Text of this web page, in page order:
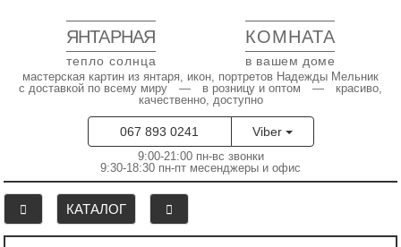
ЯНТАРНАЯ КОМНАТА
тепло солнца в вашем доме
мастерская картин из янтаря, икон, портретов Надежды Мельник
с доставкой по всему миру — в розницу и оптом — красиво,
качественно, доступно
067 893 0241 Viber
9:00-21:00 пн-вс звонки
9:30-18:30 пн-пт месенджеры и офис
КАТАЛОГ